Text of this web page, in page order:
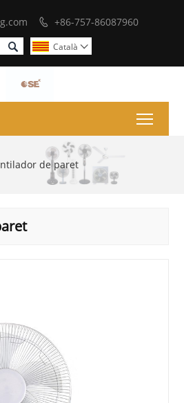
 +86-757-86087960
 Català 
de paret